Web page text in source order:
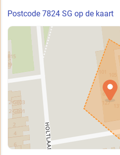
Postcode 7824 SG op de kaart